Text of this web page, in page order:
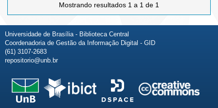
Mostrando resultados 1 a 1 de 1
Universidade de Brasília - Biblioteca Central
Coordenadoria de Gestão da Informação Digital - GID
(61) 3107-2683
repositorio@unb.br